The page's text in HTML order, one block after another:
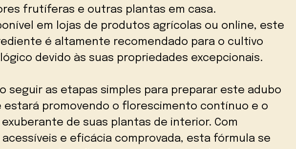
frutíferas e outras plantas em casa.
em lojas de produtos agrícolas ou online, este
é altamente recomendado para o cultivo
devido às suas propriedades excepcionais.
seguir as etapas simples para preparar este adubo
estará promovendo o florescimento contínuo e o
de suas plantas de interior. Com
e eficácia comprovada, esta fórmula se